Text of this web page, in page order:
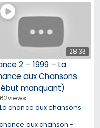
28:33
2 – 1999 – La
aux Chansons
manquant)
62views
chance aux chansons
aux chanson -